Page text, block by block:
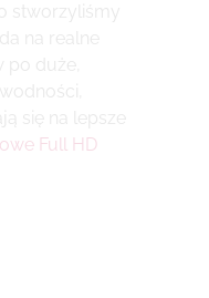
stworzyliśmy
na realne
duże,
się na lepsze
Full HD